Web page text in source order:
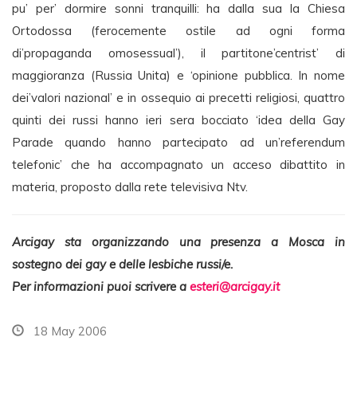
pu’ per’ dormire sonni tranquilli: ha dalla sua la Chiesa
Ortodossa (ferocemente ostile ad ogni forma
di’propaganda omosessual’), il partitone’centrist’ di
maggioranza (Russia Unita) e ‘opinione pubblica. In nome
dei’valori nazional’ e in ossequio ai precetti religiosi, quattro
quinti dei russi hanno ieri sera bocciato ‘idea della Gay
Parade quando hanno partecipato ad un’referendum
telefonic’ che ha accompagnato un acceso dibattito in
materia, proposto dalla rete televisiva Ntv.
Arcigay sta organizzando una presenza a Mosca in
sostegno dei gay e delle lesbiche russi/e.
Per informazioni puoi scrivere a esteri@arcigay.it
18 May 2006